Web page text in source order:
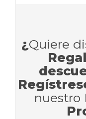
¿Quiere
nuestro